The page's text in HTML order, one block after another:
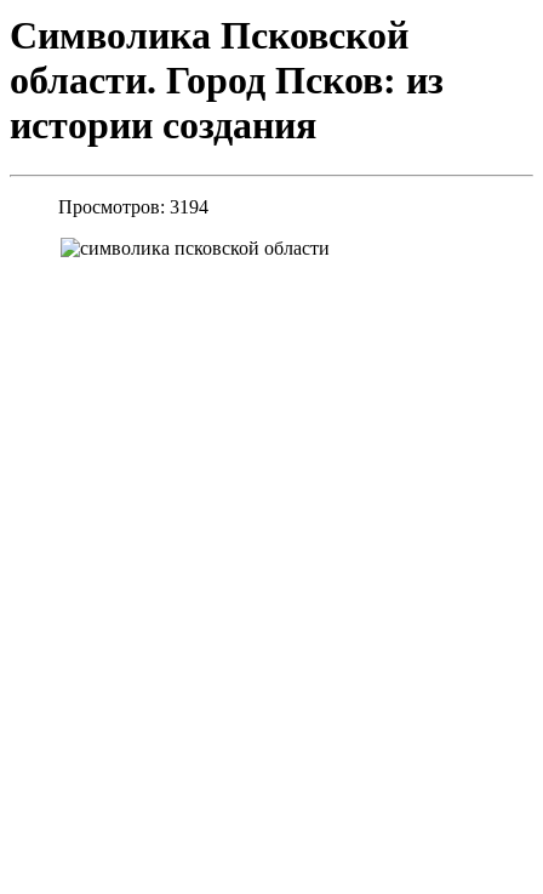
Символика Псковской
области. Город Псков: из
истории создания
Просмотров: 3194